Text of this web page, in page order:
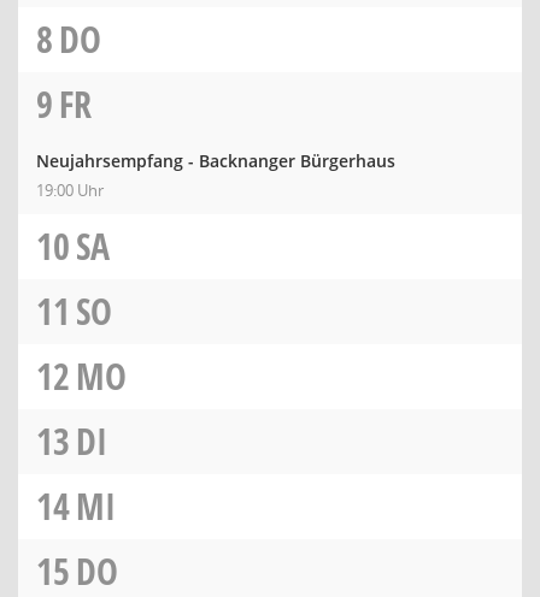
8DO
9FR
Neujahrsempfang - Backnanger Bürgerhaus
19:00 Uhr
10SA
11 SO
12MO
13DI
14MI
15DO